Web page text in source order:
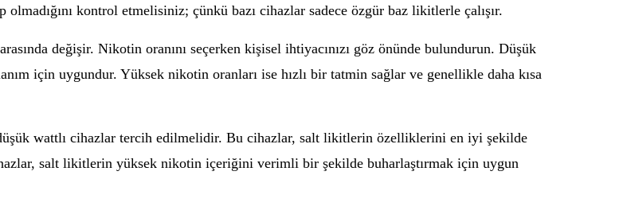
kontrol etmelisiniz; çünkü bazı cihazlar sadece özgür baz likitlerle çalışır.
değişir. Nikotin oranını seçerken kişisel ihtiyacınızı göz önünde bulundurun. Düşük
için uygundur. Yüksek nikotin oranları ise hızlı bir tatmin sağlar ve genellikle daha kısa
wattlı cihazlar tercih edilmelidir. Bu cihazlar, salt likitlerin özelliklerini en iyi şekilde
salt likitlerin yüksek nikotin içeriğini verimli bir şekilde buharlaştırmak için uygun